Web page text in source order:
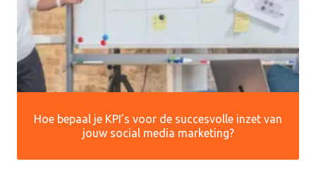
Hoe bepaal je KPI’s voor de succesvolle inzet van
jouw social media marketing?